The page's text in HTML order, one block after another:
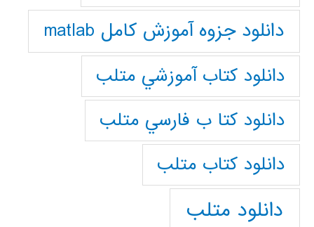
دانلود جزوه آموزش کامل matlab
دانلود كتاب آموزشي متلب
دانلود كتا ب فارسي متلب
دانلود كتاب متلب
دانلود متلب